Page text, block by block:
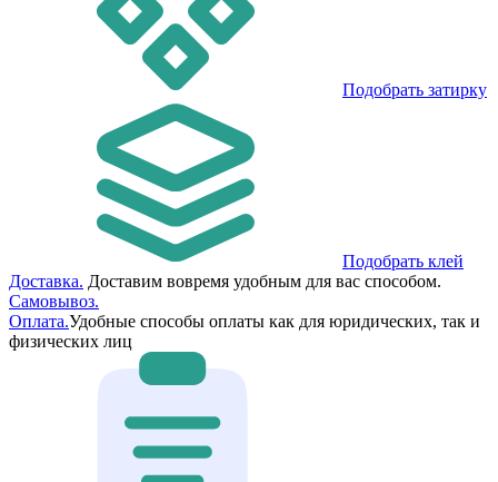
Подобрать затирку
Подобрать клей
Доставка. Доставим вовремя удобным для вас способом.
Самовывоз.
Оплата.Удобные способы оплаты как для юридических, так и
физических лиц